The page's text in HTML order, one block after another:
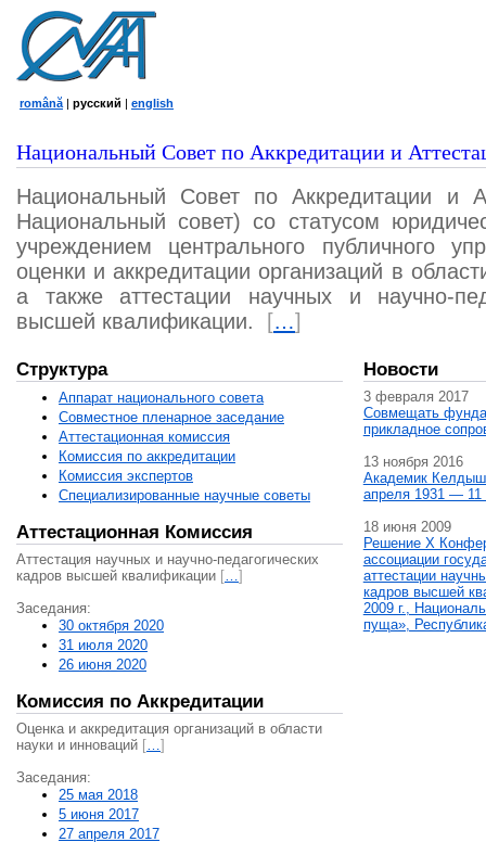
română | русский | english
Национальный Совет по Аккредитации и
Национальный Совет по Аккредитации и
Национальный совет) со статусом
учреждением центрального публичного
оценки и аккредитации организаций в
а также аттестации научных и научно-
высшей квалификации.
[…]
Структура
Аппарат национального совета
Совместное пленарное заседание
Аттестационная комисcия
Комиссия по аккредитации
Комиссия экспертов
Специализированные научные советы
Аттестационная Комиссия
Аттестация научных и научно-педагогических
кадров высшей квалификации […]
Заседания:
30 октября 2020
31 июля 2020
26 июня 2020
Комиссия по Аккредитации
Оценка и аккредитация организаций в области
науки и инноваций […]
Заседания:
25 мая 2018
5 июня 2017
27 апреля 2017
Новости
3 февраля 2017
Совмещать
прикладное
13 ноября 2016
Академик
апреля 1931 — 11
18 июня 2009
Решение X
ассоциации
аттестации
кадров высшей
2009 г.,
пуща»,